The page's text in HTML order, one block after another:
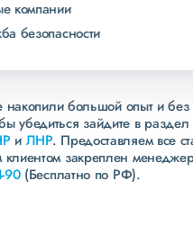
и
накопили большой опыт и
убедиться зайдите в раздел
и ЛНР. Предоставляем все
закреплен
90(Бесплатно по РФ).